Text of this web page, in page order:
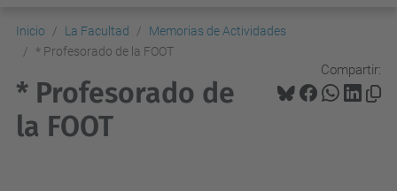
Inicio La Facultad
Memorias de Actividades
* Profesorado de la FOOT
Compartir:
* Profesorado de
la FOOT